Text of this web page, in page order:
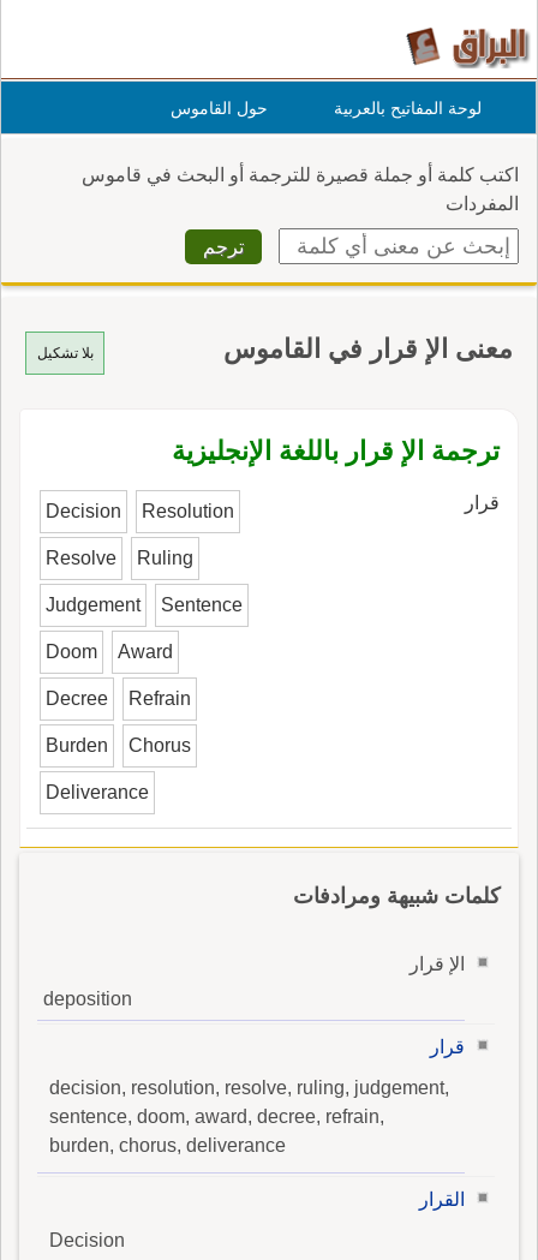
لوحة المفاتيح بالعربية حول القاموس
اكتب كلمة أو جملة قصيرة للترجمة أو البحث في قاموس
المفردات
بلا تشكيل معنى الإ قرار في القاموس
ترجمة الإ قرار باللغة الإنجليزية
قرار Decision Resolution
Resolve Ruling
Judgement Sentence
Doom Award
Decree Refrain
Burden Chorus
Deliverance
كلمات شبيهة ومرادفات
الإ قرار
deposition
قرار
decision, resolution, resolve, ruling, judgement,
sentence, doom, award, decree, refrain,
burden, chorus, deliverance
القرار
Decision